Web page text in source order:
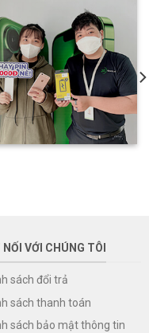
NỐI VỚI CHÚNG TÔI
sách đổi trả
sách thanh toán
sách bảo mật thông tin